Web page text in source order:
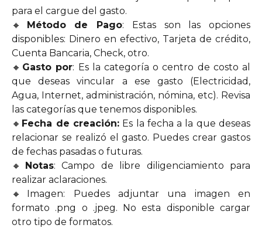
para el cargue del gasto.
🔸 Método de Pago: Estas son las opciones
disponibles: Dinero en efectivo, Tarjeta de crédito,
Cuenta Bancaria, Check, otro.
🔸 Gasto por: Es la categoría o centro de costo al
que deseas vincular a ese gasto (Electricidad,
Agua, Internet, administración, nómina, etc). Revisa
las categorías que tenemos disponibles.
🔸 Fecha de creación:Es la fecha a la que deseas
relacionar se realizó el gasto. Puedes crear gastos
de fechas pasadas o futuras.
🔸 Notas: Campo de libre diligenciamiento para
realizar aclaraciones.
🔸Imagen: Puedes adjuntar una imagen en
formato .png o .jpeg. No esta disponible cargar
otro tipo de formatos.